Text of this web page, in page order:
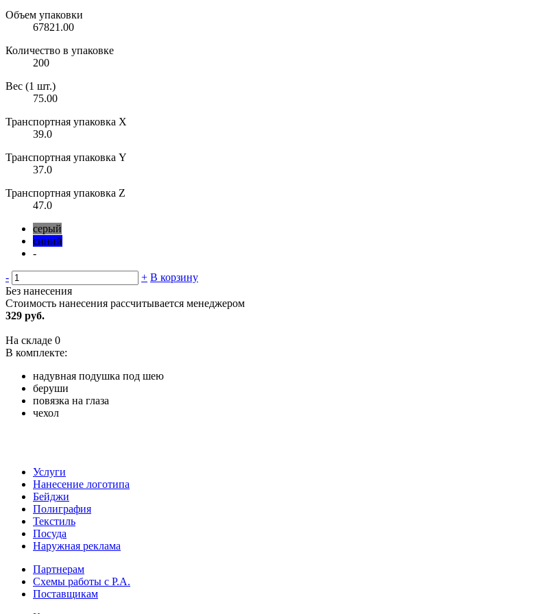
Объем упаковки
67821.00
Количество в упаковке
200
Вес (1 шт.)
75.00
Транспортная упаковка X
39.0
Транспортная упаковка Y
37.0
Транспортная упаковка Z
47.0
серый
синий
-
- + В корзину
Без нанесения
Стоимость нанесения рассчитывается менеджером
329 руб.
На складе 0
В комплекте:
надувная подушка под шею
беруши
повязка на глаза
чехол
Услуги
Нанесение логотипа
Бейджи
Полиграфия
Текстиль
Посуда
Наружная реклама
Партнерам
Схемы работы с Р.А.
Поставщикам